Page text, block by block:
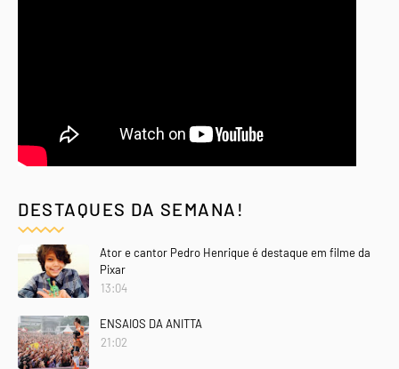
DESTAQUES DA SEMANA!
Ator e cantor Pedro Henrique é destaque em filme da
Pixar
13:04
ENSAIOS DA ANITTA
21:02